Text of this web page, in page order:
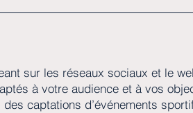
sur les réseaux sociaux et le
à votre audience et à vos
captations d’événements